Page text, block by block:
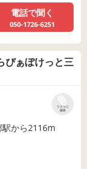
電話で聞く
050-1726-6251
ぴぁぽけっと三
リストに
保存
から2116m